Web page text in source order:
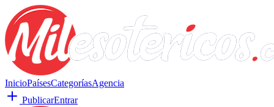
InicioPaísesCategoríasAgencia
PublicarEntrar